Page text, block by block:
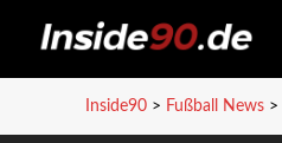
Inside90 > Fußball News >